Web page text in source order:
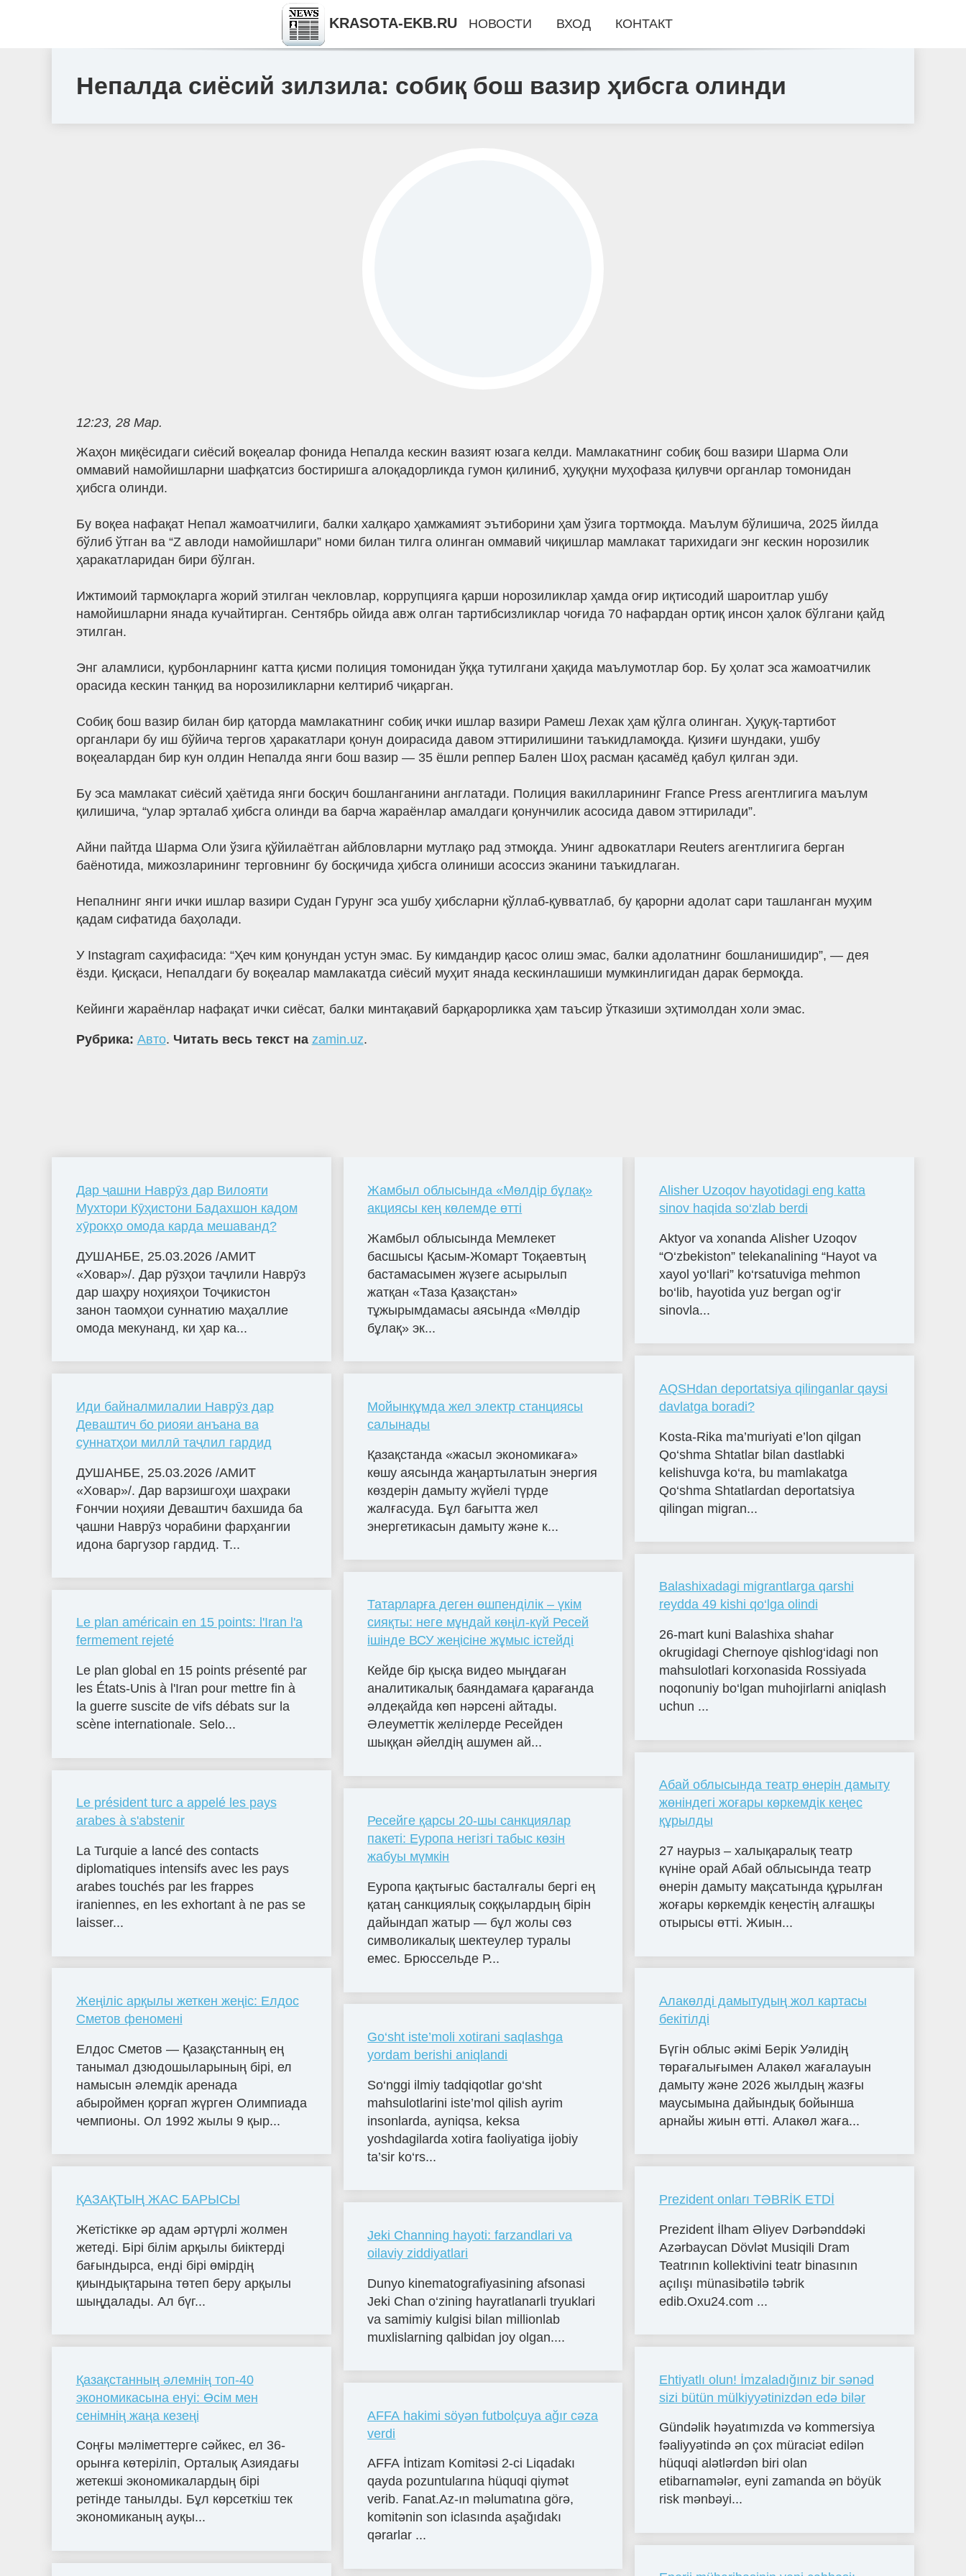
Непалда сиёсий зилзила: собиқ бош вазир ҳибсга олинди
12:23, 28 Мар.
Жаҳон миқёсидаги сиёсий воқеалар фонида Непалда кескин вазият юзага келди. Мамлакатнинг собиқ бош вазири Шарма Оли
оммавий намойишларни шафқатсиз бостиришга алоқадорликда гумон қилиниб, ҳуқуқни муҳофаза қилувчи органлар томонидан
ҳибсга олинди.
Бу воқеа нафақат Непал жамоатчилиги, балки халқаро ҳамжамият эътиборини ҳам ўзига тортмоқда. Маълум бўлишича, 2025 йилда
бўлиб ўтган ва “Z авлоди намойишлари” номи билан тилга олинган оммавий чиқишлар мамлакат тарихидаги энг кескин норозилик
ҳаракатларидан бири бўлган.
Ижтимоий тармоқларга жорий этилган чекловлар, коррупцияга қарши норозиликлар ҳамда оғир иқтисодий шароитлар ушбу
намойишларни янада кучайтирган. Сентябрь ойида авж олган тартибсизликлар чоғида 70 нафардан ортиқ инсон ҳалок бўлгани қайд
этилган.
Энг аламлиси, қурбонларнинг катта қисми полиция томонидан ўққа тутилгани ҳақида маълумотлар бор. Бу ҳолат эса жамоатчилик
орасида кескин танқид ва норозиликларни келтириб чиқарган.
Собиқ бош вазир билан бир қаторда мамлакатнинг собиқ ички ишлар вазири Рамеш Лехак ҳам қўлга олинган. Ҳуқуқ-тартибот
органлари бу иш бўйича тергов ҳаракатлари қонун доирасида давом эттирилишини таъкидламоқда. Қизиғи шундаки, ушбу
воқеалардан бир кун олдин Непалда янги бош вазир — 35 ёшли реппер Бален Шоҳ расман қасамёд қабул қилган эди.
Бу эса мамлакат сиёсий ҳаётида янги босқич бошланганини англатади. Полиция вакилларининг France Press агентлигига маълум
қилишича, “улар эрталаб ҳибсга олинди ва барча жараёнлар амалдаги қонунчилик асосида давом эттирилади”.
Айни пайтда Шарма Оли ўзига қўйилаётган айбловларни мутлақо рад этмоқда. Унинг адвокатлари Reuters агентлигига берган
баёнотида, мижозларининг терговнинг бу босқичида ҳибсга олиниши асоссиз эканини таъкидлаган.
Непалнинг янги ички ишлар вазири Судан Гурунг эса ушбу ҳибсларни қўллаб-қувватлаб, бу қарорни адолат сари ташланган муҳим
қадам сифатида баҳолади.
У Instagram саҳифасида: “Ҳеч ким қонундан устун эмас. Бу кимдандир қасос олиш эмас, балки адолатнинг бошланишидир”, — дея
ёзди. Қисқаси, Непалдаги бу воқеалар мамлакатда сиёсий муҳит янада кескинлашиши мумкинлигидан дарак бермоқда.
Кейинги жараёнлар нафақат ички сиёсат, балки минтақавий барқарорликка ҳам таъсир ўтказиши эҳтимолдан холи эмас.
Рубрика: Авто. Читать весь текст на zamin.uz.
Дар ҷашни Наврӯз дар Вилояти
Мухтори Кӯҳистони Бадахшон кадом
хӯрокҳо омода карда мешаванд?
ДУШАНБЕ, 25.03.2026 /АМИТ
«Ховар»/. Дар рӯзҳои таҷлили Наврӯз
дар шаҳру ноҳияҳои Тоҷикистон
занон таомҳои суннатию маҳаллие
омода мекунанд, ки ҳар ка...
Иди байналмилалии Наврӯз дар
Деваштич бо риояи анъана ва
суннатҳои миллӣ таҷлил гардид
ДУШАНБЕ, 25.03.2026 /АМИТ
«Ховар»/. Дар варзишгоҳи шаҳраки
Ғончии ноҳияи Деваштич бахшида ба
ҷашни Наврӯз чорабини фарҳангии
идона баргузор гардид. Т...
Le plan américain en 15 points: l'Iran l'a
fermement rejeté
Le plan global en 15 points présenté par
les États-Unis à l'Iran pour mettre fin à
la guerre suscite de vifs débats sur la
scène internationale. Selo...
Le président turc a appelé les pays
arabes à s'abstenir
La Turquie a lancé des contacts
diplomatiques intensifs avec les pays
arabes touchés par les frappes
iraniennes, en les exhortant à ne pas se
laisser...
Жеңіліс арқылы жеткен жеңіс: Елдос
Сметов феномені
Елдос Сметов — Қазақстанның ең
танымал дзюдошыларының бірі, ел
намысын әлемдік аренада
абыроймен қорғап жүрген Олимпиада
чемпионы. Ол 1992 жылы 9 қыр...
ҚАЗАҚТЫҢ ЖАС БАРЫСЫ
Жетістікке әр адам әртүрлі жолмен
жетеді. Бірі білім арқылы биіктерді
бағындырса, енді бірі өмірдің
қиындықтарына төтеп беру арқылы
шыңдалады. Ал бүг...
Қазақстанның әлемнің топ-40
экономикасына енуі: Өсім мен
сенімнің жаңа кезеңі
Соңғы мәліметтерге сәйкес, ел 36-
орынға көтеріліп, Орталық Азиядағы
жетекші экономикалардың бірі
ретінде танылды. Бұл көрсеткіш тек
экономиканың ауқы...
Жамбыл облысында «Мөлдір бұлақ»
акциясы кең көлемде өтті
Жамбыл облысында Мемлекет
басшысы Қасым-Жомарт Тоқаевтың
бастамасымен жүзеге асырылып
жатқан «Таза Қазақстан»
тұжырымдамасы аясында «Мөлдір
бұлақ» эк...
Мойынқұмда жел электр станциясы
салынады
Қазақстанда «жасыл экономикаға»
көшу аясында жаңартылатын энергия
көздерін дамыту жүйелі түрде
жалғасуда. Бұл бағытта жел
энергетикасын дамыту және к...
Татарларға деген өшпенділік – үкім
сияқты: неге мұндай көңіл-күй Ресей
ішінде ВСУ жеңісіне жұмыс істейді
Кейде бір қысқа видео мыңдаған
аналитикалық баяндамаға қарағанда
әлдеқайда көп нәрсені айтады.
Әлеуметтік желілерде Ресейден
шыққан әйелдің ашумен ай...
Ресейге қарсы 20-шы санкциялар
пакеті: Еуропа негізгі табыс көзін
жабуы мүмкін
Еуропа қақтығыс басталғалы бергі ең
қатаң санкциялық соққылардың бірін
дайындап жатыр — бұл жолы сөз
символикалық шектеулер туралы
емес. Брюссельде Р...
Go‘sht iste’moli xotirani saqlashga
yordam berishi aniqlandi
So‘nggi ilmiy tadqiqotlar go‘sht
mahsulotlarini iste’mol qilish ayrim
insonlarda, ayniqsa, keksa
yoshdagilarda xotira faoliyatiga ijobiy
ta’sir ko‘rs...
Jeki Channing hayoti: farzandlari va
oilaviy ziddiyatlari
Dunyo kinematografiyasining afsonasi
Jeki Chan o‘zining hayratlanarli tryuklari
va samimiy kulgisi bilan millionlab
muxlislarning qalbidan joy olgan....
AFFA hakimi söyən futbolçuya ağır cəza
verdi
AFFA İntizam Komitəsi 2-ci Liqadakı
qayda pozuntularına hüquqi qiymət
verib. Fanat.Az-ın məlumatına görə,
komitənin son iclasında aşağıdakı
qərarlar ...
Alisher Uzoqov hayotidagi eng katta
sinov haqida so‘zlab berdi
Aktyor va xonanda Alisher Uzoqov
“O‘zbekiston” telekanalining “Hayot va
xayol yo‘llari” ko‘rsatuviga mehmon
bo‘lib, hayotida yuz bergan og‘ir
sinovla...
AQSHdan deportatsiya qilinganlar qaysi
davlatga boradi?
Kosta-Rika ma’muriyati e’lon qilgan
Qo‘shma Shtatlar bilan dastlabki
kelishuvga ko‘ra, bu mamlakatga
Qo‘shma Shtatlardan deportatsiya
qilingan migran...
Balashixadagi migrantlarga qarshi
reydda 49 kishi qo‘lga olindi
26-mart kuni Balashixa shahar
okrugidagi Chernoye qishlog‘idagi non
mahsulotlari korxonasida Rossiyada
noqonuniy bo‘lgan muhojirlarni aniqlash
uchun ...
Абай облысында театр өнерін дамыту
жөніндегі жоғары көркемдік кеңес
құрылды
27 наурыз – халықаралық театр
күніне орай Абай облысында театр
өнерін дамыту мақсатында құрылған
жоғары көркемдік кеңестің алғашқы
отырысы өтті. Жиын...
Алакөлді дамытудың жол картасы
бекітілді
Бүгін облыс әкімі Берік Уәлидің
төрағалығымен Алакөл жағалауын
дамыту және 2026 жылдың жазғы
маусымына дайындық бойынша
арнайы жиын өтті. Алакөл жаға...
Prezident onları TƏBRİK ETDİ
Prezident İlham Əliyev Dərbənddəki
Azərbaycan Dövlət Musiqili Dram
Teatrının kollektivini teatr binasının
açılışı münasibətilə təbrik
edib.Oxu24.com ...
Ehtiyatlı olun! İmzaladığınız bir sənəd
sizi bütün mülkiyyətinizdən edə bilər
Gündəlik həyatımızda və kommersiya
fəaliyyətində ən çox müraciət edilən
hüquqi alətlərdən biri olan
etibarnamələr, eyni zamanda ən böyük
risk mənbəyi...
KRASOTA-EKB.RU НОВОСТИ ВХОД КОНТАКТ